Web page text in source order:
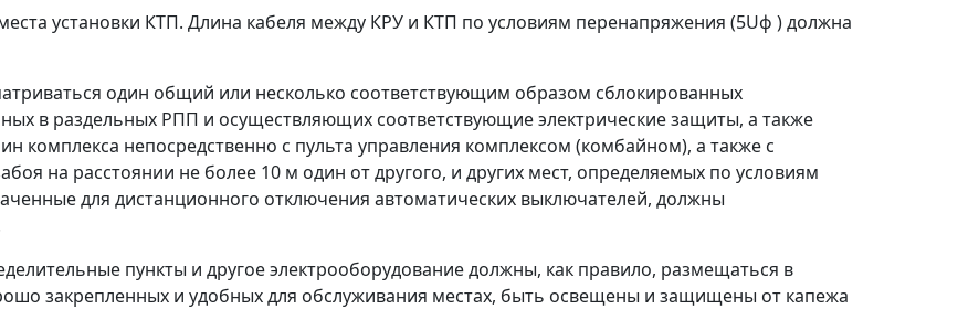
установки КТП. Длина кабеля между КРУ и КТП по условиям перенапряжения (5Uф ) должна
один общий или несколько соответствующим образом сблокированных
в раздельных РПП и осуществляющих соответствующие электрические защиты, а также
комплекса непосредственно с пульта управления комплексом (комбайном), а также с
на расстоянии не более 10 м один от другого, и других мест, определяемых по условиям
для дистанционного отключения автоматических выключателей, должны
пункты и другое электрооборудование должны, как правило, размещаться в
закрепленных и удобных для обслуживания местах, быть освещены и защищены от капежа